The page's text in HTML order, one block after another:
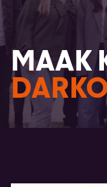
MAAK